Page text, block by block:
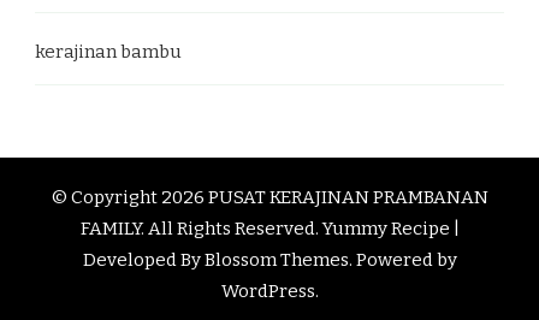
kerajinan bambu
© Copyright 2026 PUSAT KERAJINAN PRAMBANAN
FAMILY. All Rights Reserved.Yummy Recipe |
Developed ByBlossom Themes. Powered by
WordPress.